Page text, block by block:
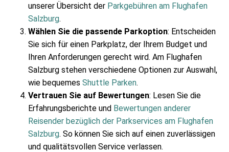
unserer Übersicht der Parkgebühren am Flughafen
Salzburg.
Wählen Sie die passende Parkoption: Entscheiden
Sie sich für einen Parkplatz, der Ihrem Budget und
Ihren Anforderungen gerecht wird. Am Flughafen
Salzburg stehen verschiedene Optionen zur Auswahl,
wie bequemes Shuttle Parken.
Vertrauen Sie auf Bewertungen: Lesen Sie die
Erfahrungsberichte und Bewertungen anderer
Reisender bezüglich der Parkservices am Flughafen
Salzburg. So können Sie sich auf einen zuverlässigen
und qualitätsvollen Service verlassen.